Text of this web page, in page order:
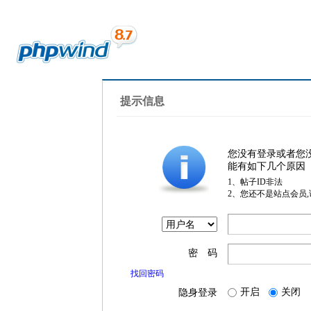
提示信息
您没有登录或者您
能有如下几个原因
1、帖子ID非法
2、您还不是站点会员
密 码
找回密码
隐身登录 开启 关闭